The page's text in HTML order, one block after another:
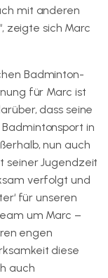
mit anderen
zeigte sich Marc
Badminton-
für Marc ist
dass seine
in
nun auch
seiner Jugendzeit
verfolgt und
für unseren
um Marc –
engen
diese
auch